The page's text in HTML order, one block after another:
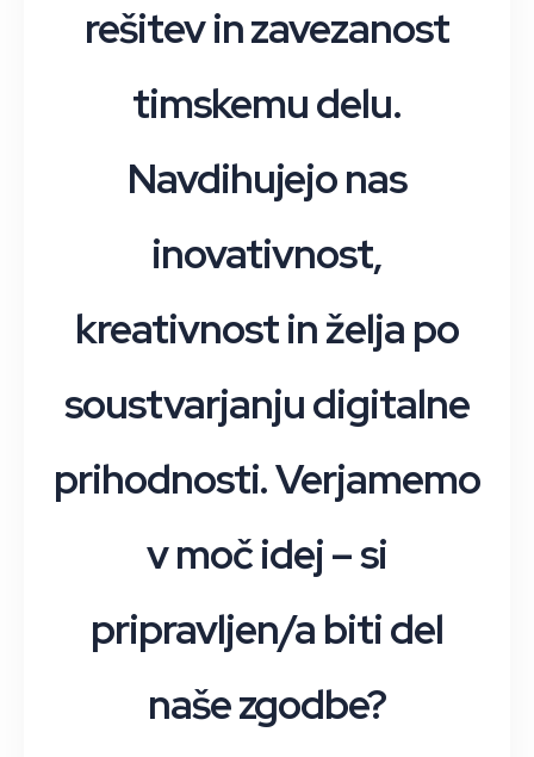
rešitev in zavezanost
timskemu delu.
Navdihujejo nas
inovativnost,
kreativnost in želja po
soustvarjanju digitalne
prihodnosti. Verjamemo
v moč idej – si
pripravljen/a biti del
naše zgodbe?